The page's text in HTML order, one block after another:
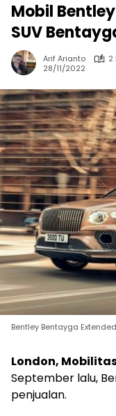
Mobil
SUV
Arif Arianto
2
28/11/2022
Bentley Bentayga
London,
September lalu,
penjualan.